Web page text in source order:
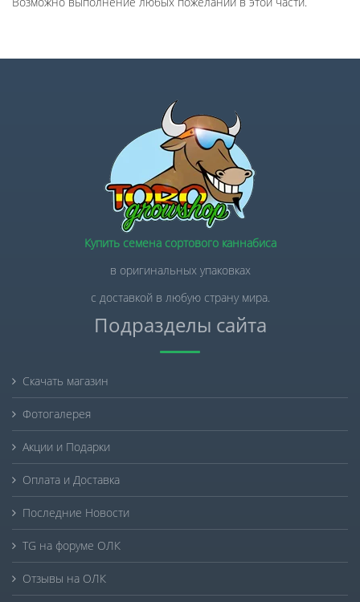
Купить семена сортового каннабиса
в оригинальных упаковках
с доставкой в любую страну мира.
Подразделы сайта
Скачать магазин
Фотогалерея
Акции и Подарки
Оплата и Доставка
Последние Новости
TG на форуме ОЛК
Отзывы на ОЛК